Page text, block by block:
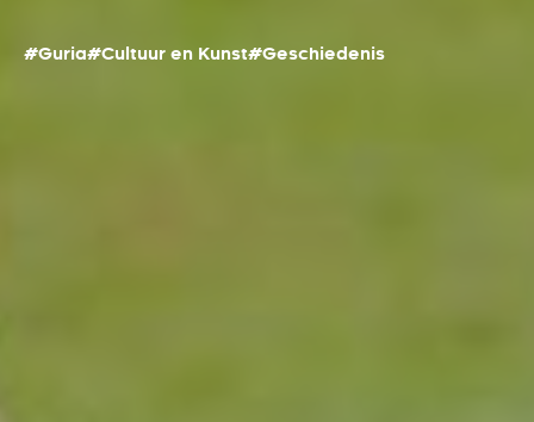
#Guria#Cultuur en Kunst#Geschiedenis